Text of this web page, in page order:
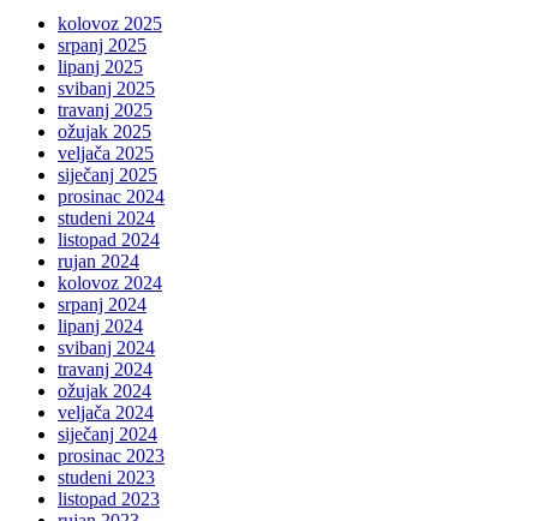
kolovoz 2025
srpanj 2025
lipanj 2025
svibanj 2025
travanj 2025
ožujak 2025
veljača 2025
siječanj 2025
prosinac 2024
studeni 2024
listopad 2024
rujan 2024
kolovoz 2024
srpanj 2024
lipanj 2024
svibanj 2024
travanj 2024
ožujak 2024
veljača 2024
siječanj 2024
prosinac 2023
studeni 2023
listopad 2023